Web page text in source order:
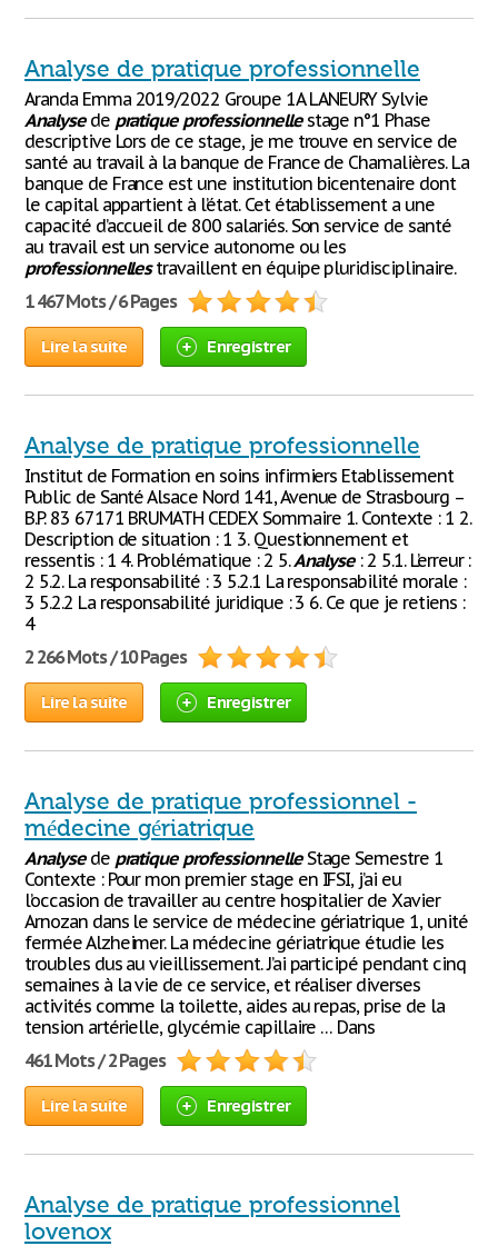
Analyse de pratique professionnelle
Aranda Emma 2019/2022 Groupe 1A LANEURY Sylvie
Analysede pratique professionnellestage n°1 Phase
descriptive Lors de ce stage, je me trouve en service de
santé au travail à la banque de France de Chamalières. La
banque de France est une institution bicentenaire dont
le capital appartient à l’état. Cet établissement a une
capacité d’accueil de 800 salariés. Son service de santé
au travail est un service autonome ou les
professionnellestravaillent en équipe pluridisciplinaire.
1 467 Mots / 6 Pages
Lire la suite Enregistrer
Analyse de pratique professionnelle
Institut de Formation en soins infirmiers Etablissement
Public de Santé Alsace Nord 141, Avenue de Strasbourg –
B.P. 83 67171 BRUMATH CEDEX Sommaire 1. Contexte : 1 2.
Description de situation : 1 3. Questionnement et
ressentis : 1 4. Problématique : 2 5.Analyse: 2 5.1. L’erreur :
2 5.2. La responsabilité : 3 5.2.1 La responsabilité morale :
3 5.2.2 La responsabilité juridique : 3 6. Ce que je retiens :
4
2 266 Mots / 10 Pages
Lire la suite Enregistrer
Analyse de pratique professionnel -
médecine gériatrique
Analysede pratique professionnelleStage Semestre 1
Contexte : Pour mon premier stage en IFSI, j’ai eu
l’occasion de travailler au centre hospitalier de Xavier
Arnozan dans le service de médecine gériatrique 1, unité
fermée Alzheimer. La médecine gériatrique étudie les
troubles dus au vieillissement. J’ai participé pendant cinq
semaines à la vie de ce service, et réaliser diverses
activités comme la toilette, aides au repas, prise de la
tension artérielle, glycémie capillaire … Dans
461 Mots / 2 Pages
Lire la suite Enregistrer
Analyse de pratique professionnel
lovenox